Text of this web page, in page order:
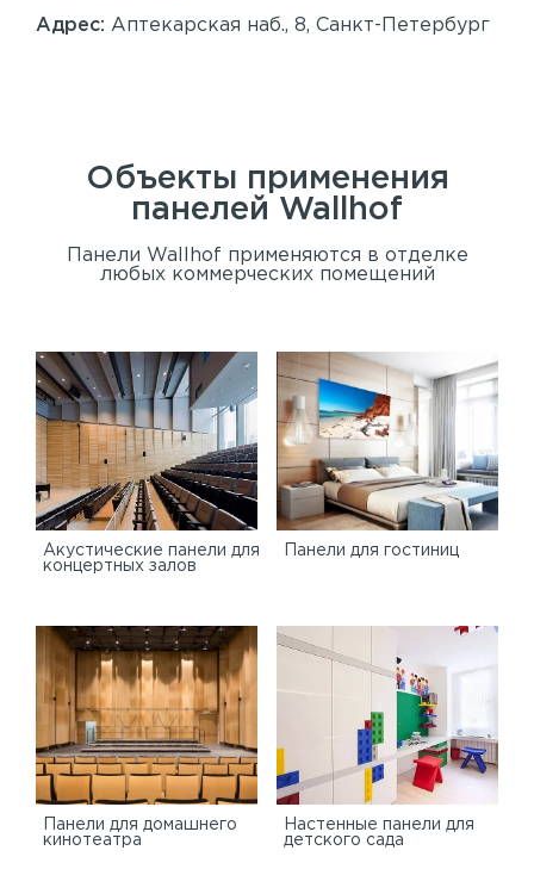
Адрес: Аптекарская наб., 8, Санкт-Петербург
Объекты применения
панелей Wallhof
Панели Wallhof применяются в отделке
любых коммерческих помещений
Акустические панели для
концертных залов
Панели для гостиниц
Панели для домашнего
кинотеатра
Настенные панели для
детского сада